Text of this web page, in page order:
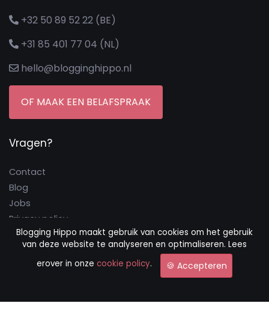
Blogging Hippo maakt gebruik van cookies om het gebruik
van deze website te analyseren en optimaliseren. Lees
erover in onze cookie policy. 🍪 Accepteren
+32 50 89 52 22 (BE)
+31 85 401 77 04 (NL)
hello@blogginghippo.nl
OF MAAK EEN BELAFSPRAAK
Vragen?
Contact
Blog
Jobs
Privacy policy
Cookie policy
Algemene voorwaarden